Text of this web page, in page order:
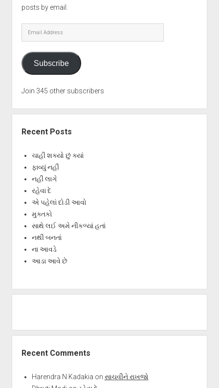
posts by email.
Email
Address
Subscribe
Join 345 other subscribers
Recent Posts
ચાહી શક્યો છું ક્યાં
ફાવ્યું નહીં
નહીં લાગે
રહેવા દે
એ પહેલાં દોડી આવો
મુક્તકો
સાથે લઈ અમે નીકળ્યાં હતાં
નથી બનતાં
ના આવડે
આડા આવે છે
Recent Comments
Harendra N Kadakia on સાચવીને રાખજો